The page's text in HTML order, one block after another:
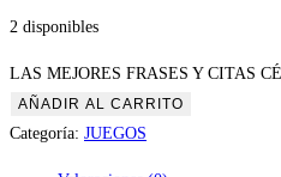
2 disponibles
LAS MEJORES FRASES Y CITAS
AÑADIR AL CARRITO
Categoría: JUEGOS